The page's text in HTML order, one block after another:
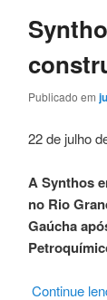
Publicado em
22 de julho
A Synthos
no Rio
Gaúcha
Continue